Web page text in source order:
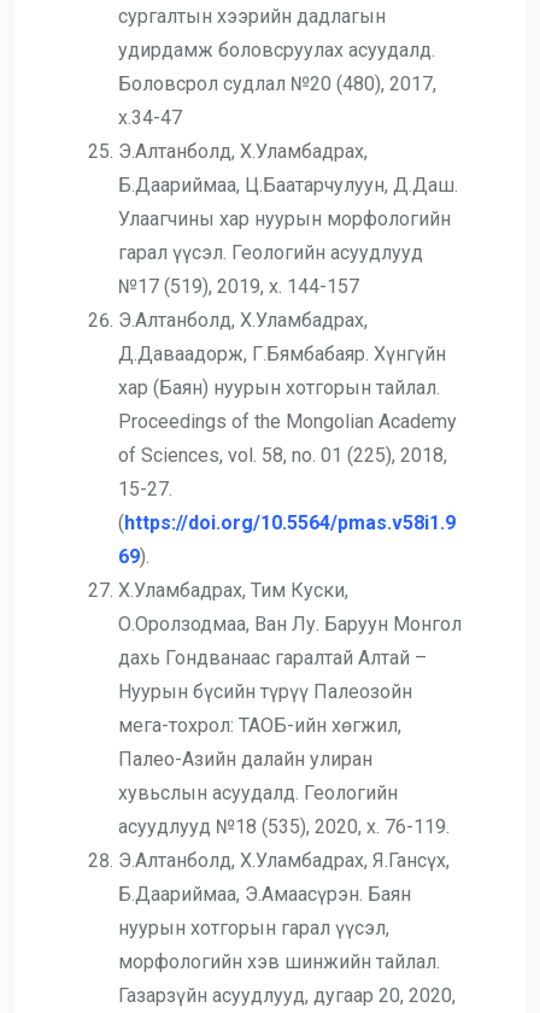
сургалтын хээрийн дадлагын
удирдамж боловсруулах асуудалд.
Боловсрол судлал №20 (480), 2017,
х.34-47
Э.Алтанболд, Х.Уламбадрах,
Б.Даариймаа, Ц.Баатарчулуун, Д.Даш.
Улаагчины хар нуурын морфологийн
гарал үүсэл. Геологийн асуудлууд
№17 (519), 2019, х. 144-157
Э.Алтанболд, Х.Уламбадрах,
Д.Даваадорж, Г.Бямбабаяр. Хүнгүйн
хар (Баян) нуурын хотгорын тайлал.
Proceedings of the Mongolian Academy
of Sciences, vol. 58, no. 01 (225), 2018,
15-27.
(https://doi.org/10.5564/pmas.v58i1.9
69).
Х.Уламбадрах, Тим Куски,
О.Оролзодмаа, Ван Лу. Баруун Монгол
дахь Гондванаас гаралтай Алтай –
Нуурын бүсийн түрүү Палеозойн
мега-тохрол: ТАОБ-ийн хөгжил,
Палео-Азийн далайн улиран
хувьслын асуудалд. Геологийн
асуудлууд №18 (535), 2020, х. 76-119.
Э.Алтанболд, Х.Уламбадрах, Я.Гансүх,
Б.Даариймаа, Э.Амаасүрэн. Баян
нуурын хотгорын гарал үүсэл,
морфологийн хэв шинжийн тайлал.
Газарзүйн асуудлууд, дугаар 20, 2020,